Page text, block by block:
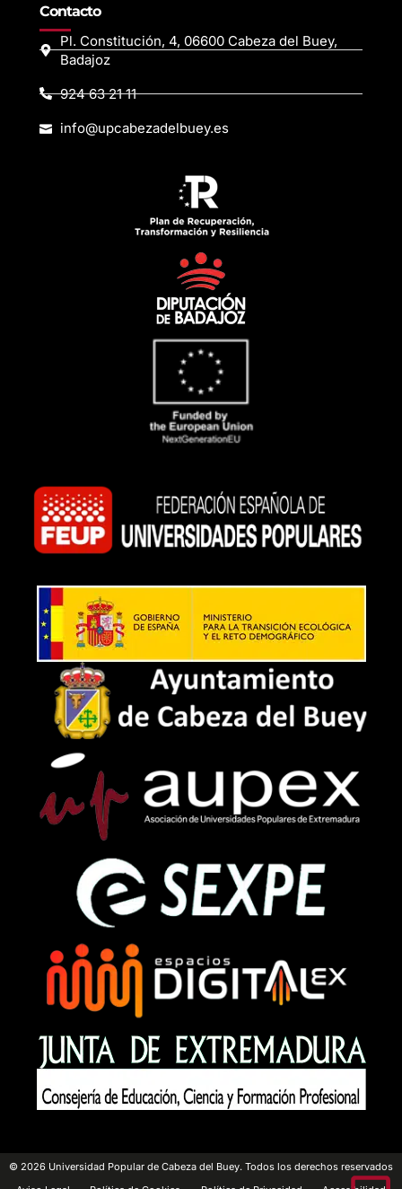
Contacto
Pl. Constitución, 4, 06600 Cabeza del Buey,
Badajoz
924 63 21 11
info@upcabezadelbuey.es
© 2026 Universidad Popular de Cabeza del Buey. Todos los derechos reservados